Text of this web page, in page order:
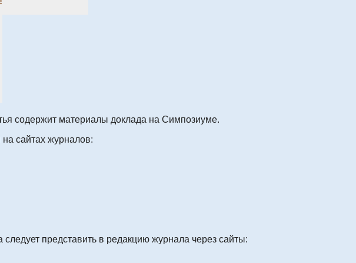
содержит материалы доклада на Симпозиуме.
сайтах журналов:
представить в редакцию журнала через сайты: